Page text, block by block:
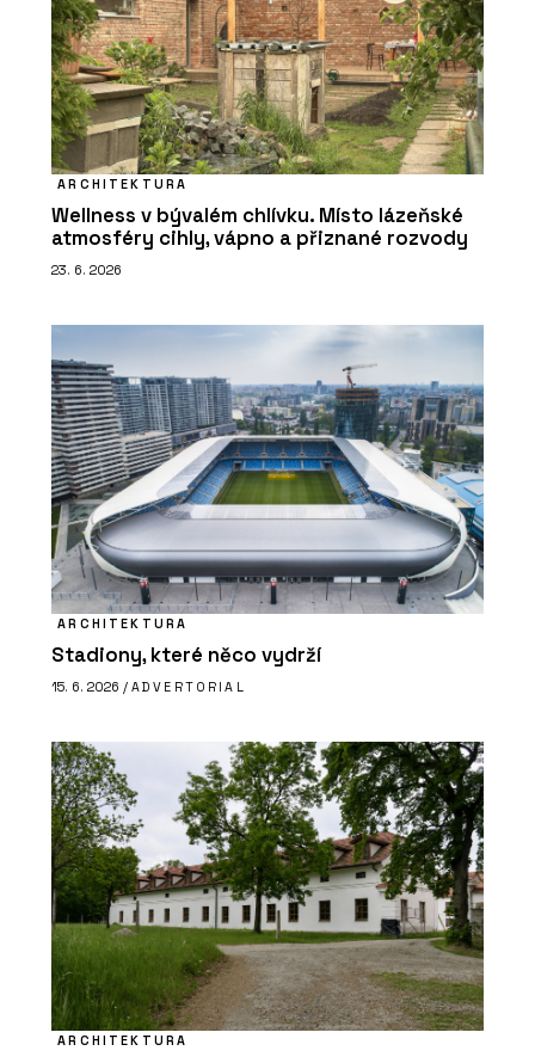
ARCHITEKTURA
Wellness v bývalém chlívku. Místo lázeňské
atmosféry cihly, vápno a přiznané rozvody
23. 6. 2026
ARCHITEKTURA
Stadiony, které něco vydrží
15. 6. 2026 / ADVERTORIAL
ARCHITEKTURA